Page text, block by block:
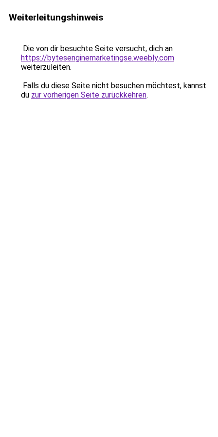
Weiterleitungshinweis
Die von dir besuchte Seite versucht, dich an
https://bytesenginemarketingse.weebly.com
weiterzuleiten.
Falls du diese Seite nicht besuchen möchtest, kannst
du zur vorherigen Seite zurückkehren.